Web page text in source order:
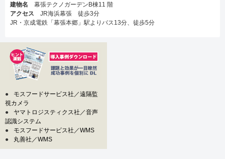
建物名 幕張テクノガーデンB棟11 階
アクセス JR海浜幕張 徒歩3分
JR・京成電鉄「幕張本郷」駅よりバス13分、徒歩5分
●
モスフードサービス社／遠隔監
視カメラ
●
ヤマトロジスティクス社／音声
認識システム
●
モスフードサービス社／WMS
●
丸善社／WMS